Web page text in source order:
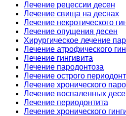
Лечение рецессии десен
Лечение свища на деснах
Лечение некротического
Лечение опущения десен
Хирургическое лечение
Лечение атрофического
Лечение гингивита
Лечение пародонтоза
Лечение острого
Лечение хронического
Лечение воспаленных
Лечение периодонтита
Лечение хронического